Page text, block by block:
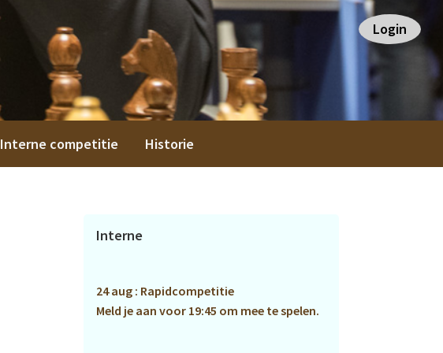
Login
Interne competitie Historie
Primaire
Interne
24 aug : Rapidcompetitie
Meld je aan voor 19:45 om mee te spelen.